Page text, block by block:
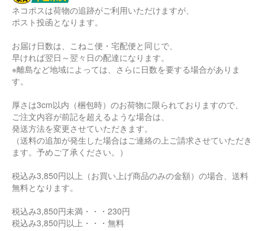
ネコポスは荷物の追跡がご利用いただけますが、
ポスト投函となります。
お届け日数は、こねこ便・宅配便と同じで、
早ければ翌日～翌々日の配達になります。
※離島など地域によっては、さらに日数を要する場合がありま
す。
厚さは3cm以内（梱包時）のお荷物に限られておりますので、
ご注文内容が前記を超えるような場合は、
発送方法を変更させていただきます。
（送料の追加が発生した場合はご連絡の上ご請求させていただき
ます。予めご了承ください。）
税込み3,850円以上（お買い上げ商品のみの金額）の場合、送料
無料となります。
税込み3,850円未満・・・230円
税込み3,850円以上・・・無料